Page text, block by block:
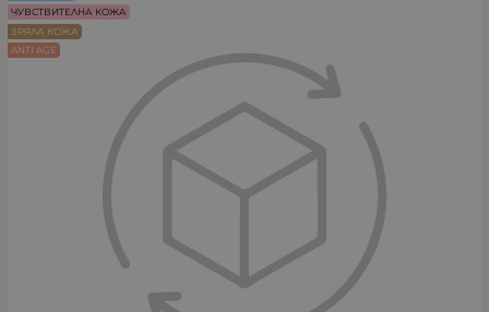
ЧУВСТВИТЕЛНА КОЖА
ЗРЯЛА КОЖА
ANTI AGE